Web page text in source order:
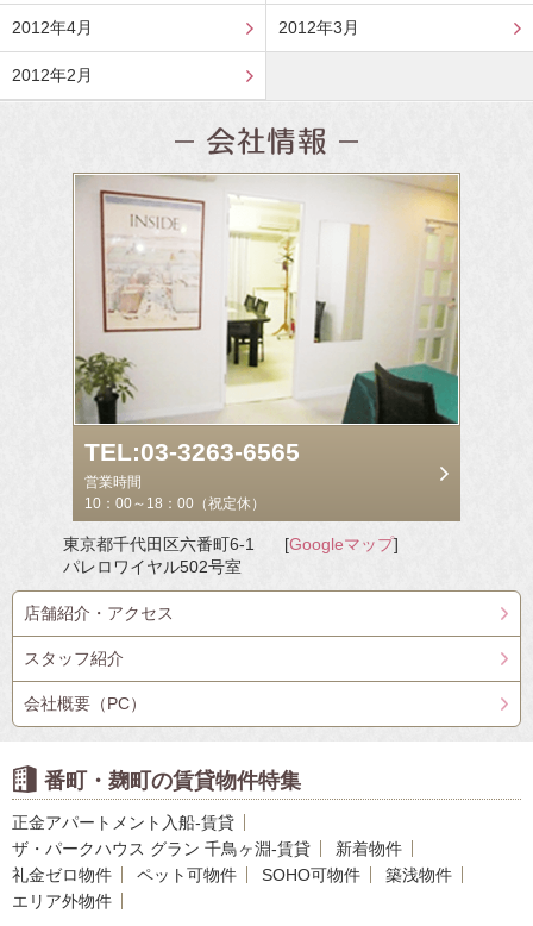
2012年4月 2012年3月
2012年2月
TEL:03-3263-6565
営業時間
10：00～18：00（祝定休）
東京都千代田区六番町6-1
パレロワイヤル502号室
[Googleマップ]
店舗紹介・アクセス
スタッフ紹介
会社概要（PC）
番町・麹町の賃貸物件特集
正金アパートメント入船-賃貸
ザ・パークハウス グラン 千鳥ヶ淵-賃貸
新着物件
礼金ゼロ物件
ペット可物件 SOHO可物件
築浅物件
エリア外物件